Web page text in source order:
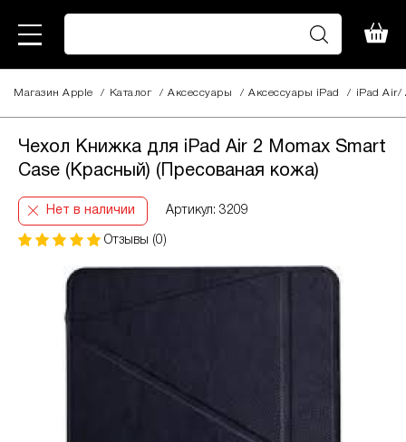
Магазин Apple / Каталог / Аксессуары / Aксессуары iPad / iPad Air/
Чехол Книжка для iPad Air 2 Momax Smart
Case (Красный) (Пресованая кожа)
Нет в наличии Артикул: 3209
Отзывы (0)